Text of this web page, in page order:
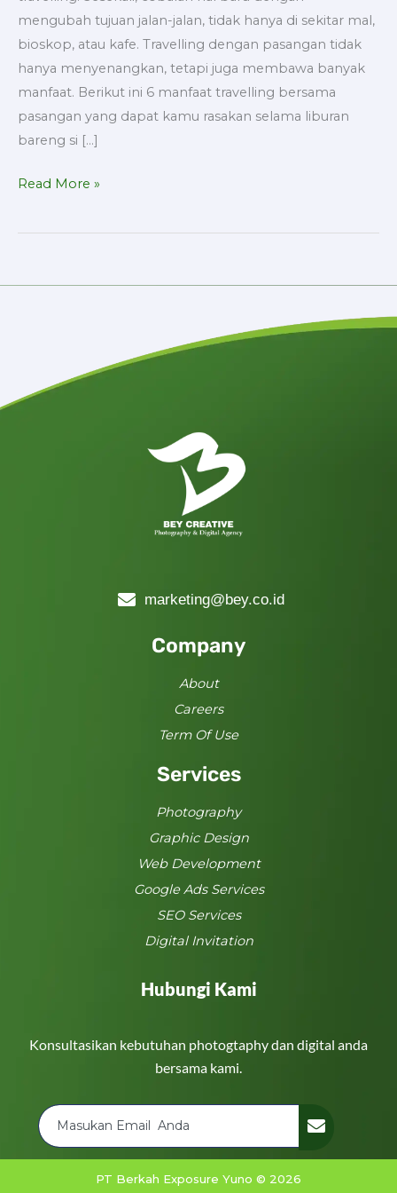
mengubah tujuan jalan-jalan, tidak hanya di sekitar mal,
bioskop, atau kafe. Travelling dengan pasangan tidak
hanya menyenangkan, tetapi juga membawa banyak
manfaat. Berikut ini 6 manfaat travelling bersama
pasangan yang dapat kamu rasakan selama liburan
bareng si […]
Read More »
marketing@bey.co.id
Company
About
Careers
Term Of Use
Services
Photography
Graphic Design
Web Development
Google Ads Services
SEO Services
Digital Invitation
Hubungi Kami
Konsultasikan kebutuhan photogtaphy dan digital anda
bersama kami.
PT Berkah Exposure Yuno © 2026